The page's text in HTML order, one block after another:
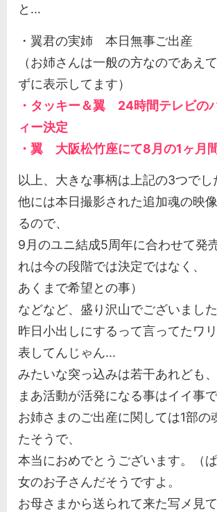
と...
・翼君の実姉 本日無事ご出産
（お姉さんは一般の方なのであえ
ずに表示してます）
・タッキー＆翼 24時間テレビの
ィー決定
・翼 大阪松竹座にて8月の1ヶ月
以上、大きな事柄は上記の3つでし
他には本日撮影された追加魂の映
るので、
9月のユニ結成5周年に合わせて発
れは今の段階では決定ではなく、
あくまで希望との事）
などなど、盛り沢山でございました
昨日小出しにするって言ってたワ
表してんじゃん...
みたいな突っ込みは若干あれども、
まあ活動が活発になる事はイイ事で
お姉さまのご出産に関しては1部の
たそうで、
本当におめでとうございます。（
女のお子さんだそうですよ。
お母さまから送られて来た写メ見